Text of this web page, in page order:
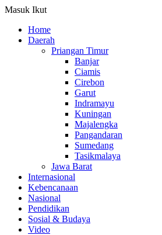
Masuk Ikut
Home
Daerah
Priangan Timur
Banjar
Ciamis
Cirebon
Garut
Indramayu
Kuningan
Majalengka
Pangandaran
Sumedang
Tasikmalaya
Jawa Barat
Internasional
Kebencanaan
Nasional
Pendidikan
Sosial & Budaya
Video